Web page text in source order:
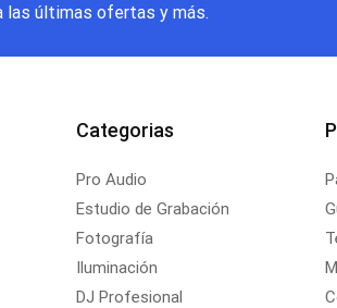
las últimas ofertas y más.
Categorias
Pro Audio
Estudio de Grabación
Fotografía
Iluminación
DJ Profesional